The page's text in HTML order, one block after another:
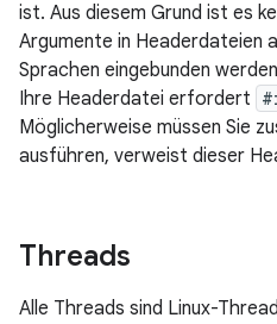
ist. Aus diesem Grund ist es
Argumente in Headerdateien
Sprachen eingebunden
Ihre Headerdatei erfordert
Möglicherweise müssen Sie
ausführen, verweist dieser
Threads
Alle Threads sind Linux-